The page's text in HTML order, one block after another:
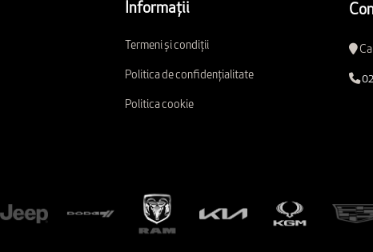
Informații
Termeni și condiții
Politica de confidențialitate
Politica cookie